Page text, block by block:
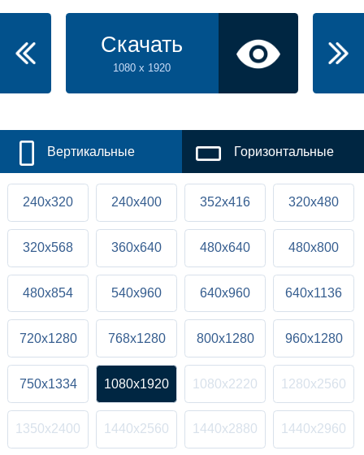
Скачать
1080 x 1920
Вертикальные Горизонтальные
240x320 240x400 352x416 320x480
320x568 360x640 480x640 480x800
480x854 540x960 640x960 640x1136
720x1280 768x1280 800x1280 960x1280
750x1334 1080x1920 1080x2220 1280x2560
1350x2400 1440x2560 1440x2880 1440x2960